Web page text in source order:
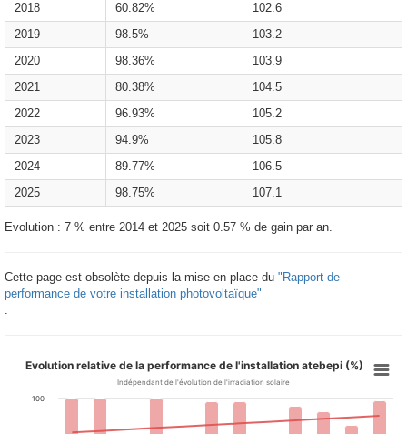
2018
60.82%
102.6
2019
98.5%
103.2
2020
98.36%
103.9
2021
80.38%
104.5
2022
96.93%
105.2
2023
94.9%
105.8
2024
89.77%
106.5
2025
98.75% 107.1
Evolution : 7 % entre 2014 et 2025 soit 0.57 % de gain par an.
Cette page est obsolète depuis la mise en place du "Rapport de
performance de votre installation photovoltaïque"
Evolution relative de la performance de l'installation atebepi (%)
Indépendant de l'évolution de l'irradiation solaire
100